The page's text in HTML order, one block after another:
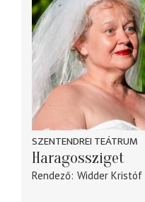
SZENTENDREI TEÁTRUM
Haragossziget
Rendező Widder Kristóf